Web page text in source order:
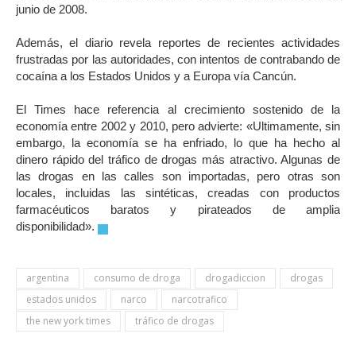
junio de 2008.
Además, el diario revela reportes de recientes actividades
frustradas por las autoridades, con intentos de contrabando de
cocaína a los Estados Unidos y a Europa vía Cancún.
El Times hace referencia al crecimiento sostenido de la
economía entre 2002 y 2010, pero advierte: «Ultimamente, sin
embargo, la economía se ha enfriado, lo que ha hecho al
dinero rápido del tráfico de drogas más atractivo. Algunas de
las drogas en las calles son importadas, pero otras son
locales, incluidas las sintéticas, creadas con productos
farmacéuticos baratos y pirateados de amplia
disponibilidad».
argentina consumo de droga drogadiccion
drogas
estados unidos
narco
narcotrafico
the new york times
tráfico de drogas